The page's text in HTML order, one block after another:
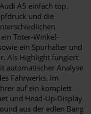
A5 einfach top.
und die
Toter-Winkel-
ein Spurhalter und
Als Highlight fungiert
automatischer Analyse
Fahrwerks. Im
auf ein komplett
und Head-Up-Display
aus der edlen Bang